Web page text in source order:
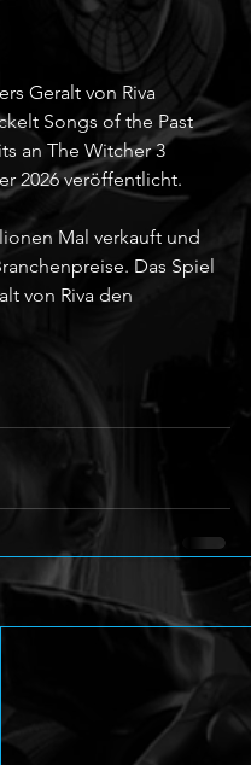
Geralt von Riva
Songs of the Past
an The Witcher 3
2026 veröffentlicht.
Mal verkauft und
Das Spiel
von Riva den